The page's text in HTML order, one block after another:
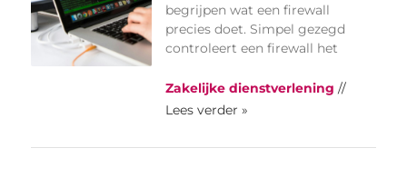
begrijpen wat een firewall
precies doet. Simpel gezegd
controleert een firewall het
Zakelijke dienstverlening //
Lees verder »